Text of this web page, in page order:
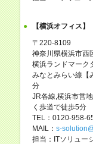
【横浜オフィス】
〒220-8109
神奈川県横浜市西
横浜ランドマーク
みなとみらい線【
分
JR各線,横浜市営
く歩道で徒歩5分
TEL：0120-958-
MAIL： s-
担当：ITソリュー